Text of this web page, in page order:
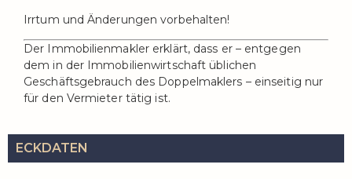
Irrtum und Änderungen vorbehalten!
Der Immobilienmakler erklärt, dass er – entgegen
dem in der Immobilienwirtschaft üblichen
Geschäftsgebrauch des Doppelmaklers – einseitig nur
für den Vermieter tätig ist.
ECKDATEN